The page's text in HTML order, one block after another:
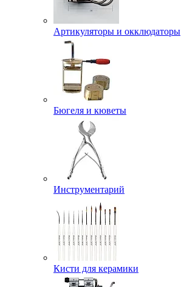
Артикуляторы и окклюдаторы
Бюгеля и кюветы
Инструментарий
Кисти для керамики